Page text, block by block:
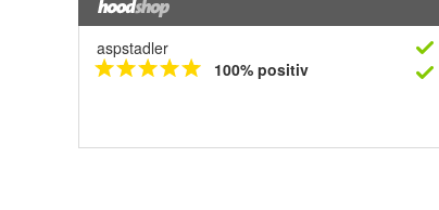
aspstadler
100% positiv